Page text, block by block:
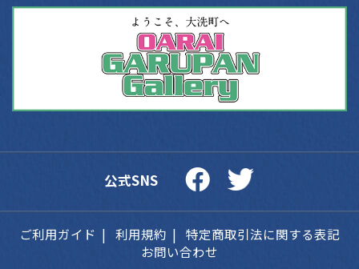
公式SNS
ご利用ガイド 利用規約
特定商取引法に関する表記
お問い合わせ